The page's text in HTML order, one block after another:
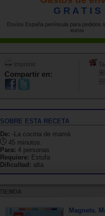
G R A T I S
Envíos España península para pedidos
euros
Imprimir
Compartir en:
SOBRE ESTA RECETA
De: -La cocina de mamá
45 minutos.
Para: 4 personas
Requiere: Estufa
Dificultad: alta
Magnets.